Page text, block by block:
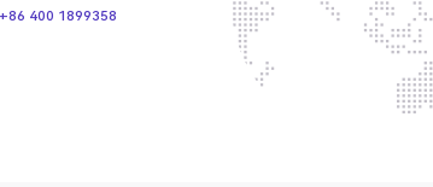
地図を開く
+86 400 1899358